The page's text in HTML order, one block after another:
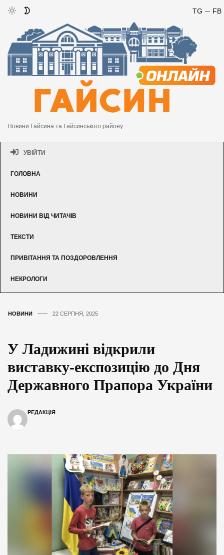
FB
TG
Новини Гайсина та Гайсинського району
УВІЙТИ
ГОЛОВНА
НОВИНИ
НОВИНИ ВІД ЧИТАЧІВ
ТЕКСТИ
ПРИВІТАННЯ ТА ПОЗДОРОВЛЕННЯ
НЕКРОЛОГИ
НОВИНИ 22 СЕРПНЯ, 2025
У Ладижині відкрили
виставку-експозицію до Дня
Державного Прапора України
РЕДАКЦІЯ